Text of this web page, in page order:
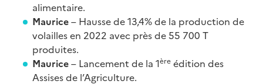
alimentaire.
Maurice– Hausse de 13,4% de la production de
volailles en 2022 avec près de 55 700 T
produites.
Maurice– Lancement de la 1ère édition des
Assises de l’Agriculture.